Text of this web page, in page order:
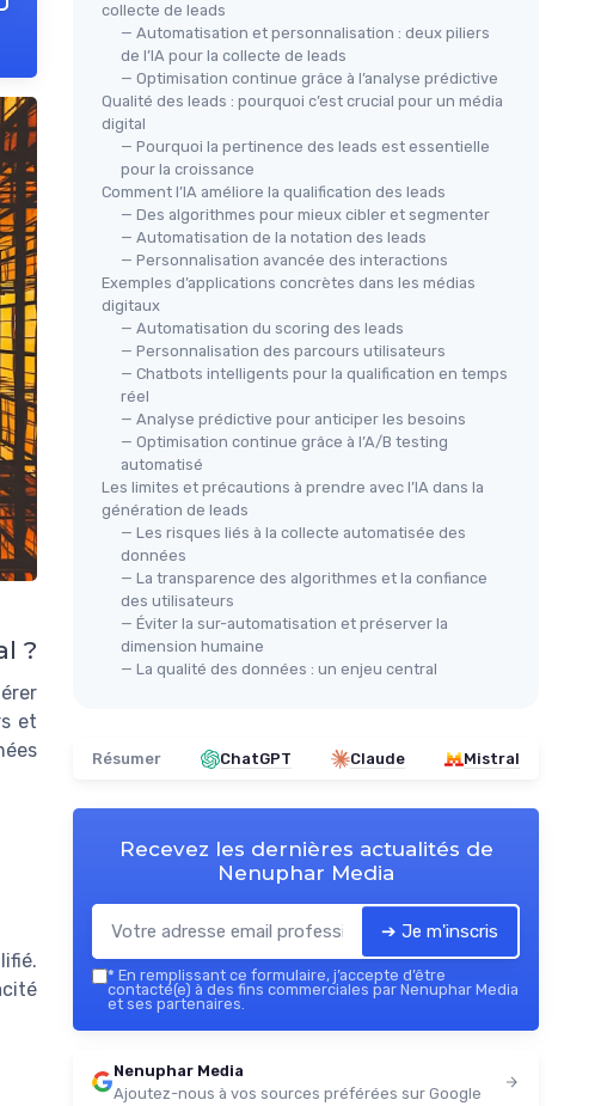
?
et
collecte de leads
— Automatisation et personnalisation : deux piliers
de l’IA pour la collecte de leads
— Optimisation continue grâce à l’analyse prédictive
Qualité des leads : pourquoi c’est crucial pour un média
digital
— Pourquoi la pertinence des leads est essentielle
pour la croissance
Comment l’IA améliore la qualification des leads
— Des algorithmes pour mieux cibler et segmenter
— Automatisation de la notation des leads
— Personnalisation avancée des interactions
Exemples d’applications concrètes dans les médias
digitaux
— Automatisation du scoring des leads
— Personnalisation des parcours utilisateurs
— Chatbots intelligents pour la qualification en temps
réel
— Analyse prédictive pour anticiper les besoins
— Optimisation continue grâce à l’A/B testing
automatisé
Les limites et précautions à prendre avec l’IA dans la
génération de leads
— Les risques liés à la collecte automatisée des
données
— La transparence des algorithmes et la confiance
des utilisateurs
— Éviter la sur-automatisation et préserver la
dimension humaine
— La qualité des données : un enjeu central
Résumer ChatGPT Claude Mistral
Recevez les dernières actualités de
Nenuphar Media
➔ Je m'inscris
* En remplissant ce formulaire, j’accepte d’être
contacté(e) à des fins commerciales par Nenuphar Media
et ses partenaires.
Nenuphar Media
Ajoutez-nous à vos sources préférées sur Google